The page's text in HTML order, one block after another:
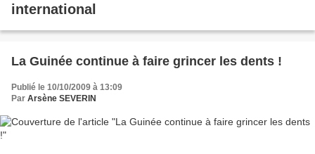
international
La Guinée continue à faire grincer les dents !
Publié le 10/10/2009 à 13:09
Par Arsène SEVERIN